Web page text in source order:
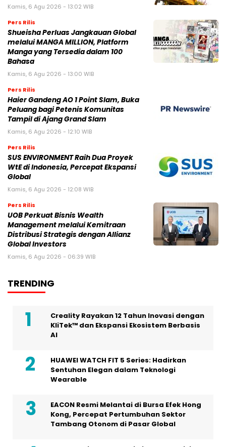
Kamis, 6 Agu 2026 - 13:02 WIB
Pers Rilis
Shueisha Perluas Jangkauan Global
melalui MANGA MILLION, Platform
Manga yang Tersedia dalam 100
Bahasa
Kamis, 6 Agu 2026 - 13:00 WIB
Pers Rilis
Haier Gandeng AO 1 Point Slam, Buka
Peluang bagi Petenis Komunitas
Tampil di Ajang Grand Slam
Kamis, 6 Agu 2026 - 12:10 WIB
Pers Rilis
SUS ENVIRONMENT Raih Dua Proyek
WtE di Indonesia, Percepat Ekspansi
Global
Kamis, 6 Agu 2026 - 12:08 WIB
Pers Rilis
UOB Perkuat Bisnis Wealth
Management melalui Kemitraan
Distribusi Strategis dengan Allianz
Global Investors
Kamis, 6 Agu 2026 - 06:39 WIB
TRENDING
Creality Rayakan 12 Tahun Inovasi dengan
KliTek™ dan Ekspansi Ekosistem Berbasis
AI
HUAWEI WATCH FIT 5 Series: Hadirkan
Sentuhan Elegan dalam Teknologi
Wearable
EACON Resmi Melantai di Bursa Efek Hong
Kong, Percepat Pertumbuhan Sektor
Tambang Otonom di Pasar Global